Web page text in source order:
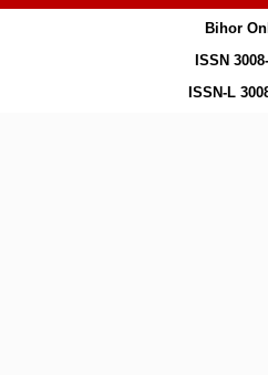
Bihor
ISSN
ISSN-L